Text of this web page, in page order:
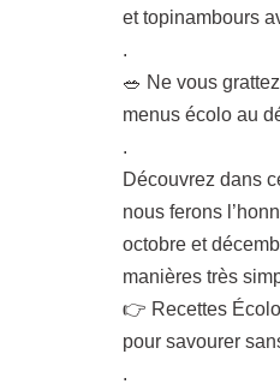
et topinambours
.
🥗 Ne vous
menus écolo au
.
Découvrez dans
nous ferons
octobre et
manières très
👉 Recettes
pour savourer
.